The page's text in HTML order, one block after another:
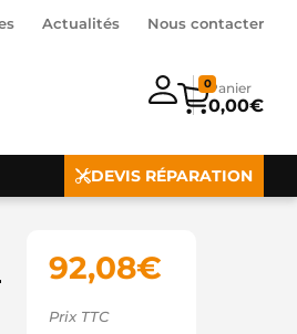
Actualités Nous contacter
0,00€
0
DEVIS RÉPARATION
92,08€
Prix TTC